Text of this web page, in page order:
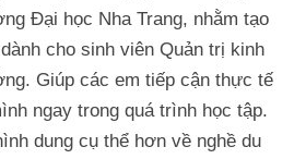
Đại học Nha Trang, nhằm tạo
cho sinh viên Quản trị kinh
Giúp các em tiếp cận thực tế
ngay trong quá trình học tập.
dung cụ thể hơn về nghề du